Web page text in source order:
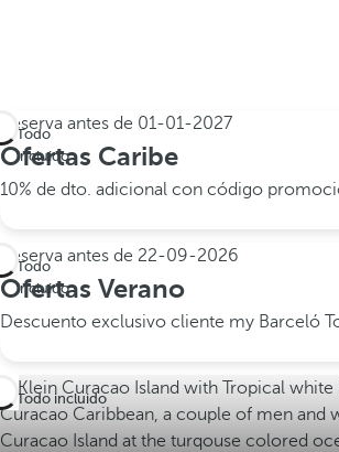
Todo
incluido
Reserva antes de 01-01-2027
Ofertas Caribe
10% de dto. adicional con código
Todo
incluido
Reserva antes de 22-09-2026
Ofertas Verano
Descuento exclusivo cliente my Barceló
Todo incluido